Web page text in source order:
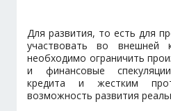
Для развития, то есть для
участвовать во внешней
необходимо ограничить
и финансовые
кредита и жестким
возможность развития